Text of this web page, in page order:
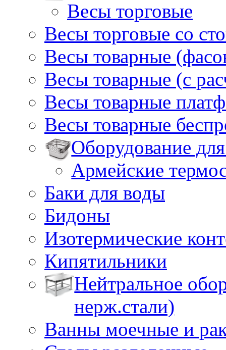
Весы торговые
Весы торговые со
Весы товарные
Весы товарные (с
Весы товарные
Весы товарные
Оборудование
Армейские
Баки для воды
Бидоны
Изотермические
Кипятильники
Нейтральное
нерж.стали)
Ванны моечные и